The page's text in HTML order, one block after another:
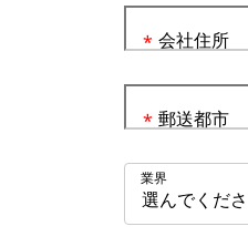
会社住所
*
郵送都市
*
業界